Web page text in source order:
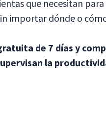
que necesitan
importar dónde o
de 7 días y
la